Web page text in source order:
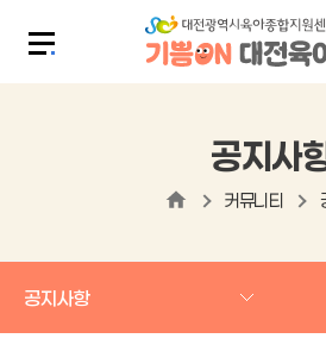
공지사
커뮤니티
공지사항